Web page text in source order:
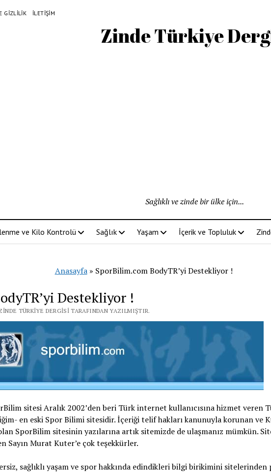
GIZLILIK İLETIŞIM
Zinde Türkiye
Sağlıklı ve zinde bir ülke için...
ve Kilo Kontrolü Sağlık Yaşam İçerik ve Topluluk
Anasayfa» SporBilim.com BodyTR’yi Destekliyor !
Destekliyor !
TÜRKIYE DERGISI TARAFINDAN YAZILMIŞTIR.
sitesi Aralık 2002’den beri Türk internet kullanıcısına hizmet veren
en eski Spor Bilimi sitesidir. İçeriği telif hakları kanunuyla korunan ve
SporBilim sitesinin yazılarına artık sitemizde de ulaşmanız mümkün.
Sayın Murat Kuter’e çok teşekkürler.
sağlıklı yaşam ve spor hakkında edindikleri bilgi birikimini sitelerinden